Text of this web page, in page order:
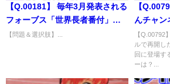
【Q.00181】 毎年3月発表される
フォーブス「世界長者番付」。
この時発表の2019年長者番付1位
【問題＆選択肢】...
【
んチャン
まんラ
る残りの
ーは？
【Q.00792
ルで再開し
回に登場す
ーは？...